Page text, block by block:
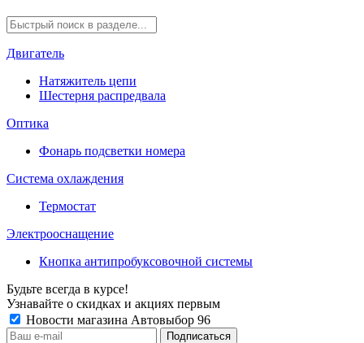
Двигатель
Натяжитель цепи
Шестерня распредвала
Оптика
Фонарь подсветки номера
Система охлаждения
Термостат
Электрооснащение
Кнопка антипробуксовочной системы
Будьте всегда в курсе!
Узнавайте о скидках и акциях первым
Новости магазина Автовыбор 96